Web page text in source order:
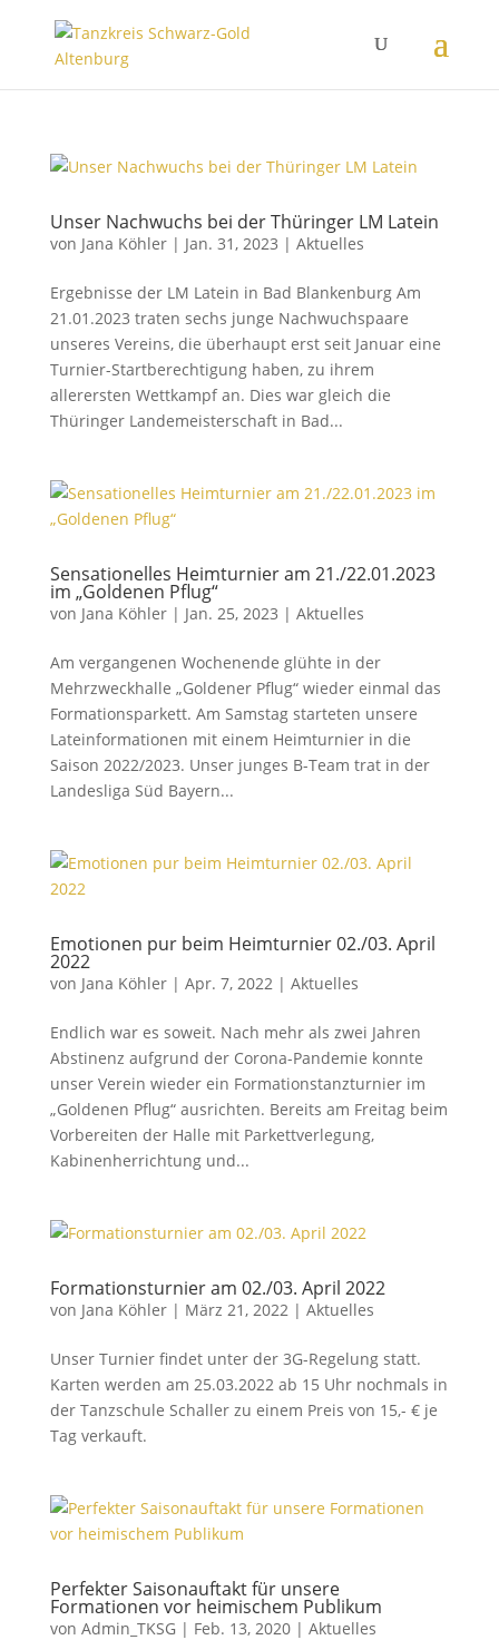
Unser Nachwuchs bei der Thüringer LM Latein
von Jana Köhler| Jan. 31, 2023 | Aktuelles
Ergebnisse der LM Latein in Bad Blankenburg Am
21.01.2023 traten sechs junge Nachwuchspaare
unseres Vereins, die überhaupt erst seit Januar eine
Turnier-Startberechtigung haben, zu ihrem
allerersten Wettkampf an. Dies war gleich die
Thüringer Landemeisterschaft in Bad...
Sensationelles Heimturnier am 21./22.01.2023
im „Goldenen Pflug“
von Jana Köhler| Jan. 25, 2023 | Aktuelles
Am vergangenen Wochenende glühte in der
Mehrzweckhalle „Goldener Pflug“ wieder einmal das
Formationsparkett. Am Samstag starteten unsere
Lateinformationen mit einem Heimturnier in die
Saison 2022/2023. Unser junges B-Team trat in der
Landesliga Süd Bayern...
Emotionen pur beim Heimturnier 02./03. April
2022
von Jana Köhler| Apr. 7, 2022| Aktuelles
Endlich war es soweit. Nach mehr als zwei Jahren
Abstinenz aufgrund der Corona-Pandemie konnte
unser Verein wieder ein Formationstanzturnier im
„Goldenen Pflug“ ausrichten. Bereits am Freitag beim
Vorbereiten der Halle mit Parkettverlegung,
Kabinenherrichtung und...
Formationsturnier am 02./03. April 2022
von Jana Köhler| März 21, 2022| Aktuelles
Unser Turnier findet unter der 3G-Regelung statt.
Karten werden am 25.03.2022 ab 15 Uhr nochmals in
der Tanzschule Schaller zu einem Preis von 15,- € je
Tag verkauft.
Perfekter Saisonauftakt für unsere
Formationen vor heimischem Publikum
von Admin_TKSG| Feb. 13, 2020| Aktuelles